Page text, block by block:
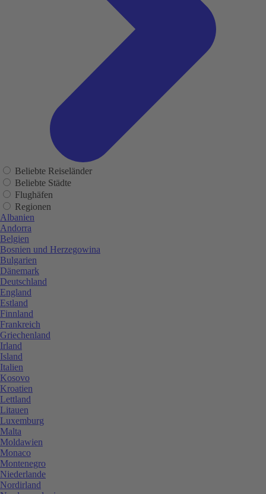
Beliebte Reiseländer
Beliebte Städte
Flughäfen
Regionen
Albanien
Andorra
Belgien
Bosnien und Herzegowina
Bulgarien
Dänemark
Deutschland
England
Estland
Finnland
Frankreich
Griechenland
Irland
Island
Italien
Kosovo
Kroatien
Lettland
Litauen
Luxemburg
Malta
Moldawien
Monaco
Montenegro
Niederlande
Nordirland